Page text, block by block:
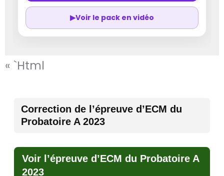
▶Voir le pack en vidéo
« `html
Correction de l’épreuve d’ECM du
Probatoire A 2023
Voir l’épreuve d’ECM du Probatoire A
2023